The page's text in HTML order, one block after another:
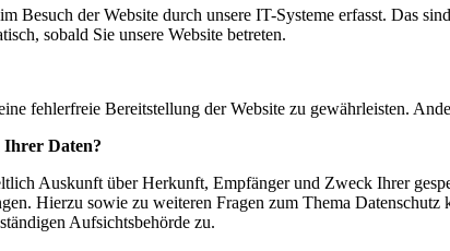
Besuch der Website durch unsere IT-Systeme erfasst. Das
sobald Sie unsere Website betreten.
fehlerfreie Bereitstellung der Website zu gewährleisten.
Ihrer Daten?
Auskunft über Herkunft, Empfänger und Zweck Ihrer
Hierzu sowie zu weiteren Fragen zum Thema
Aufsichtsbehörde zu.